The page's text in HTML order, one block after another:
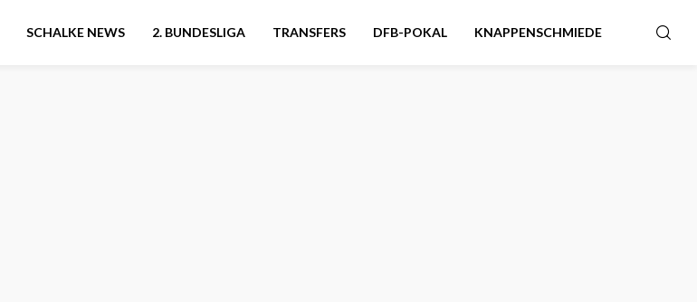
SCHALKE NEWS 2. BUNDESLIGA TRANSFERS DFB-POKAL KNAPPENSCHMIEDE